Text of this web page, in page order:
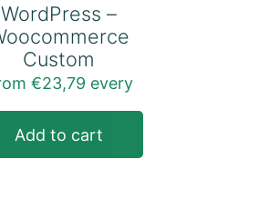
WordPress –
Custom
€23,79 every
Add to cart
Dieses
weist